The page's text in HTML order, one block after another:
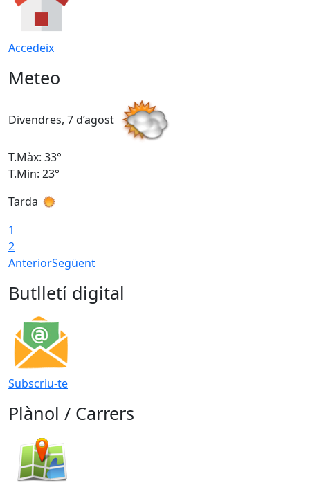
Accedeix
Meteo
Divendres, 7 d’agost
T.Màx: 33°
T.Min: 23°
Tarda
1
2
AnteriorSegüent
Butlletí digital
Subscriu-te
Plànol / Carrers